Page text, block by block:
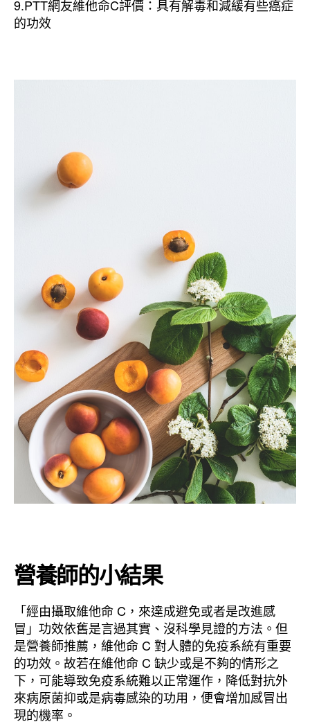
9.PTT網友維他命C評價：具有解毒和減緩有些癌症
的功效
營養師的小結果
「經由攝取維他命 C，來達成避免或者是改進感
冒」功效依舊是言過其實、沒科學見證的方法。但
是營養師推薦，維他命 C 對人體的免疫系統有重要
的功效。故若在維他命 C 缺少或是不夠的情形之
下，可能導致免疫系統難以正常運作，降低對抗外
來病原菌抑或是病毒感染的功用，便會增加感冒出
現的機率。